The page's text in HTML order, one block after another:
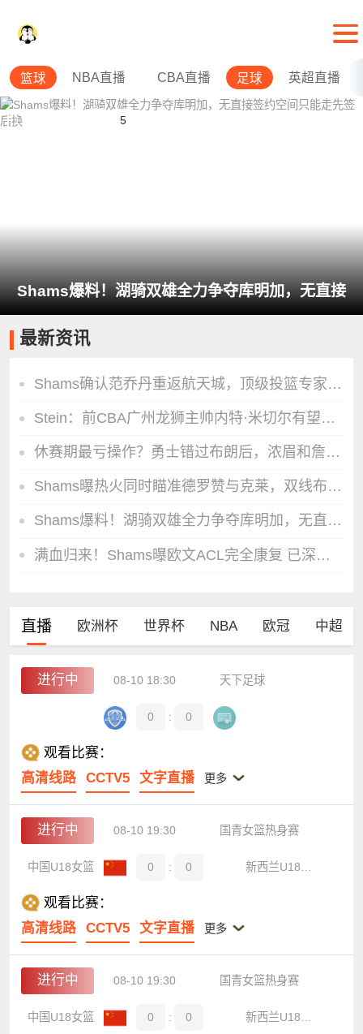
篮球 NBA直播 CBA直播 足球 英超直播
Shams爆料！湖骑双雄全力争夺库明加，无直接
1 5
最新资讯
Shams确认范乔丹重返航天城，顶级投篮专家加盟为火箭投射装上引擎
Stein：前CBA广州龙狮主帅内特·米切尔有望出任G联盟德州传奇队主帅
休赛期最亏操作？勇士错过布朗后，浓眉和詹姆斯的加盟可能性直接归零
Shams曝热火同时瞄准德罗赞与克莱，双线布局紧盯买断、交易双重补强机会
Shams爆料！湖骑双雄全力争夺库明加，无直接签约空间只能走先签后换
满血归来！Shams曝欧文ACL完全康复 已深度嵌入独行侠休赛期布局
直播 欧洲杯 世界杯 NBA 欧冠 中超
进行中 08-10 18:30 天下足球
0 : 0
观看比赛：
高清线路
CCTV5 文字直播 更多
进行中 08-10 19:30 国青女篮热身赛
中国U18女篮 0 : 0
观看比赛：
高清线路
CCTV5 文字直播 更多
进行中 08-10 19:30 国青女篮热身赛
中国U18女篮 0 : 0